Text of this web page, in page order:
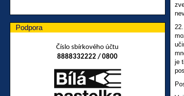
je
Podpora
Číslo sbírkového účtu
8888332222 / 0800